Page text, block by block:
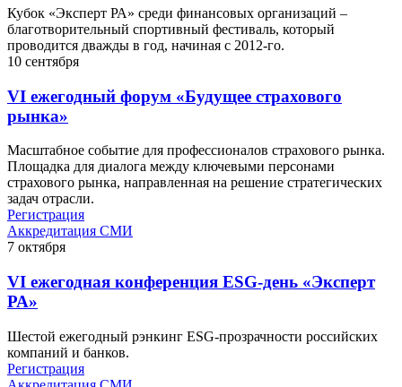
Кубок «Эксперт РА» среди финансовых организаций –
благотворительный спортивный фестиваль, который
проводится дважды в год, начиная с 2012-го.
10 сентября
VI ежегодный форум «Будущее страхового
рынка»
Масштабное событие для профессионалов страхового рынка.
Площадка для диалога между ключевыми персонами
страхового рынка, направленная на решение стратегических
задач отрасли.
Регистрация
Аккредитация СМИ
7 октября
VI ежегодная конференция ESG-день «Эксперт
РА»
Шестой ежегодный рэнкинг ESG-прозрачности российских
компаний и банков.
Регистрация